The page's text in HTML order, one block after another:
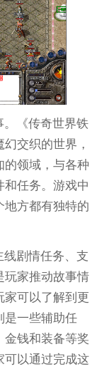
。《传奇世界铁
交织的世界，
的领域，与各种
和任务。游戏中
地方都有独特的
剧情任务、支
玩家推动故事情
家可以了解到更
是一些辅助任
金钱和装备等奖
可以通过完成这